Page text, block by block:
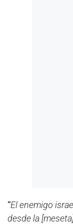
“El enemigo
desde la